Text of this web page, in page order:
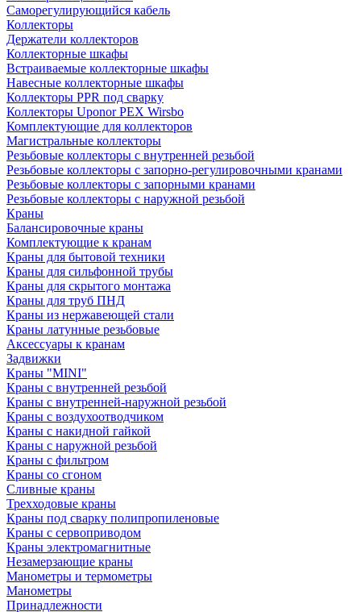
Саморегулирующийся кабель
Коллекторы
Держатели коллекторов
Коллекторные шкафы
Встраиваемые коллекторные шкафы
Навесные коллекторные шкафы
Коллекторы PPR под сварку
Коллекторы Uponor PEX Wirsbo
Комплектующие для коллекторов
Магистральные коллекторы
Резьбовые коллекторы с внутренней резьбой
Резьбовые коллекторы с запорно-регулировочными кранами
Резьбовые коллекторы с запорными кранами
Резьбовые коллекторы с наружной резьбой
Краны
Балансировочные краны
Комплектующие к кранам
Краны для бытовой техники
Краны для сильфонной трубы
Краны для скрытого монтажа
Краны для труб ПНД
Краны из нержавеющей стали
Краны латунные резьбовые
Аксессуары к кранам
Задвижки
Краны "MINI"
Краны с внутренней резьбой
Краны с внутренней-наружной резьбой
Краны с воздухоотводчиком
Краны с накидной гайкой
Краны с наружной резьбой
Краны с фильтром
Краны со сгоном
Сливные краны
Трехходовые краны
Краны под сварку полипропиленовые
Краны с сервоприводом
Краны электромагнитные
Незамерзающие краны
Манометры и термометры
Манометры
Принадлежности